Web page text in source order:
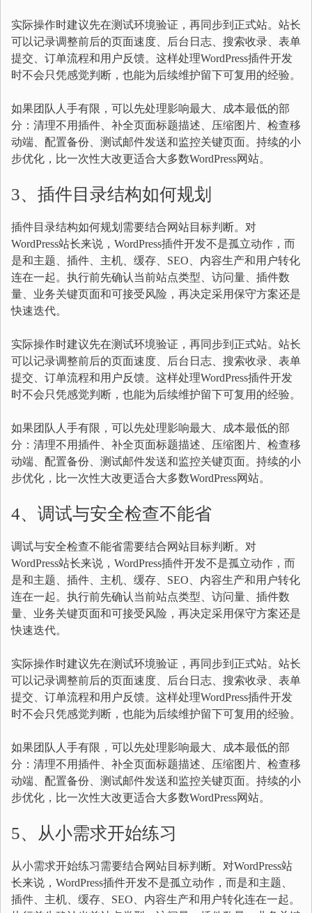
实际操作时建议先在测试环境验证，再同步到正式站。站长
可以记录调整前后的页面速度、后台日志、搜索收录、表单
提交、订单流程和用户反馈。这样处理WordPress插件开发
时不会只凭感觉判断，也能为后续维护留下可复用的经验。
如果团队人手有限，可以先处理影响最大、成本最低的部
分：清理不用插件、补全页面标题描述、压缩图片、检查移
动端、配置备份、测试邮件发送和监控关键页面。持续的小
步优化，比一次性大改更适合大多数WordPress网站。
3、插件目录结构如何规划
插件目录结构如何规划需要结合网站目标判断。对
WordPress站长来说，WordPress插件开发不是孤立动作，而
是和主题、插件、主机、缓存、SEO、内容生产和用户转化
连在一起。执行前先确认当前站点类型、访问量、插件数
量、业务关键页面和可接受风险，再决定采用保守方案还是
快速迭代。
实际操作时建议先在测试环境验证，再同步到正式站。站长
可以记录调整前后的页面速度、后台日志、搜索收录、表单
提交、订单流程和用户反馈。这样处理WordPress插件开发
时不会只凭感觉判断，也能为后续维护留下可复用的经验。
如果团队人手有限，可以先处理影响最大、成本最低的部
分：清理不用插件、补全页面标题描述、压缩图片、检查移
动端、配置备份、测试邮件发送和监控关键页面。持续的小
步优化，比一次性大改更适合大多数WordPress网站。
4、调试与安全检查不能省
调试与安全检查不能省需要结合网站目标判断。对
WordPress站长来说，WordPress插件开发不是孤立动作，而
是和主题、插件、主机、缓存、SEO、内容生产和用户转化
连在一起。执行前先确认当前站点类型、访问量、插件数
量、业务关键页面和可接受风险，再决定采用保守方案还是
快速迭代。
实际操作时建议先在测试环境验证，再同步到正式站。站长
可以记录调整前后的页面速度、后台日志、搜索收录、表单
提交、订单流程和用户反馈。这样处理WordPress插件开发
时不会只凭感觉判断，也能为后续维护留下可复用的经验。
如果团队人手有限，可以先处理影响最大、成本最低的部
分：清理不用插件、补全页面标题描述、压缩图片、检查移
动端、配置备份、测试邮件发送和监控关键页面。持续的小
步优化，比一次性大改更适合大多数WordPress网站。
5、从小需求开始练习
从小需求开始练习需要结合网站目标判断。对WordPress站
长来说，WordPress插件开发不是孤立动作，而是和主题、
插件、主机、缓存、SEO、内容生产和用户转化连在一起。